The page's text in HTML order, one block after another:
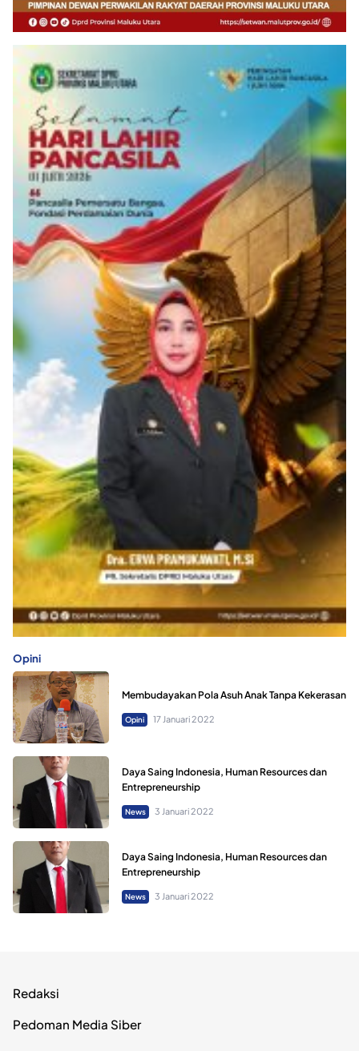
Opini
Membudayakan Pola Asuh Anak Tanpa Kekerasan
Opini 17 Januari 2022
Daya Saing Indonesia, Human Resources dan
Entrepreneurship
News 3 Januari 2022
Daya Saing Indonesia, Human Resources dan
Entrepreneurship
News 3 Januari 2022
Redaksi
Pedoman Media Siber